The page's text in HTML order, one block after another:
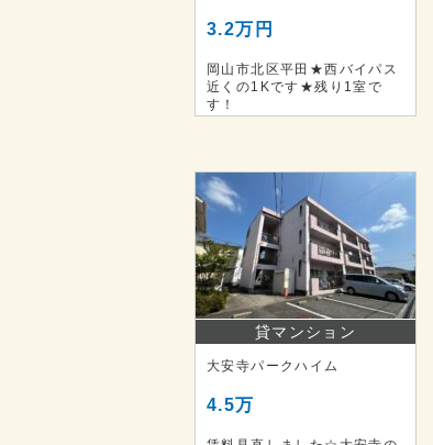
3.2万円
岡山市北区平田★西バイパス
近くの1Kです★残り1室で
す！
貸マンション
大安寺パークハイム
4.5万